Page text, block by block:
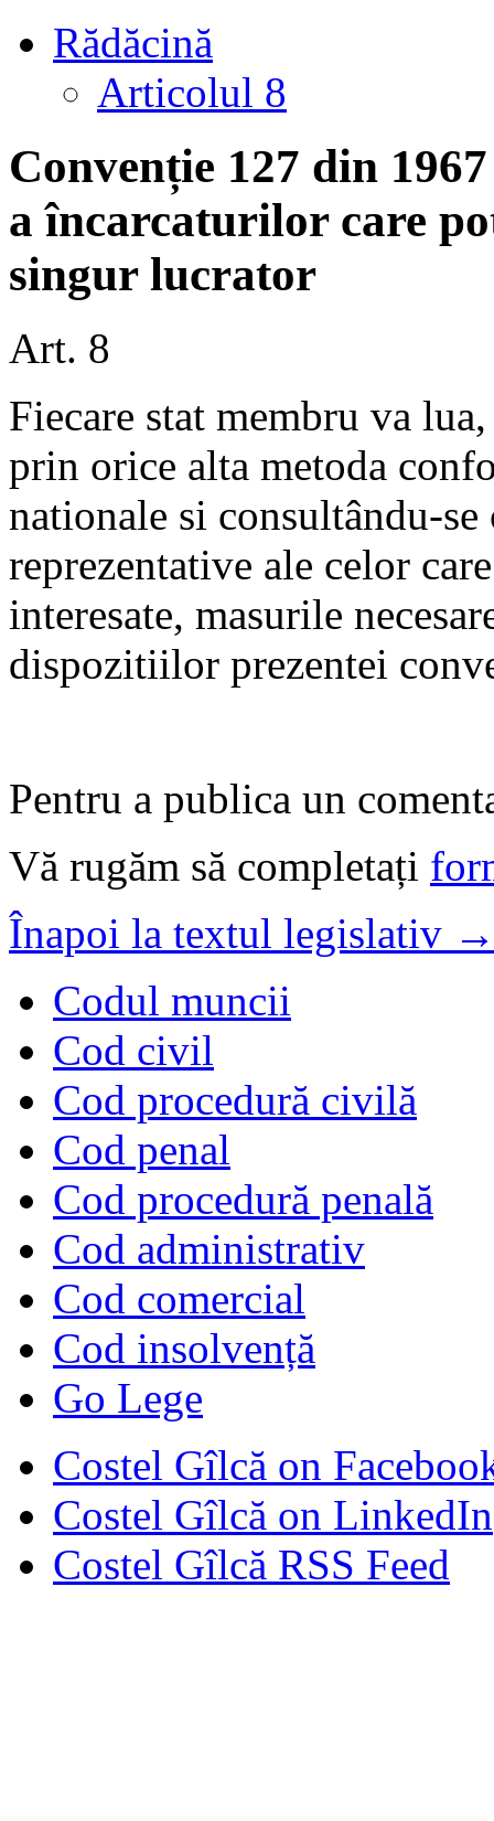
Rădăcină
Articolul 8
Convenție 127 din
a încarcaturilor care
singur lucrator
Art. 8
Fiecare stat membru va
prin orice alta metoda
nationale si consultându-
reprezentative ale celor
interesate, masurile
dispozitiilor prezentei
Pentru a publica un
Vă rugăm să completați
Înapoi la textul legislativ
Codul muncii
Cod civil
Cod procedură civilă
Cod penal
Cod procedură penală
Cod administrativ
Cod comercial
Cod insolvență
Go Lege
Costel Gîlcă on
Costel Gîlcă on LinkedIn
Costel Gîlcă RSS Feed